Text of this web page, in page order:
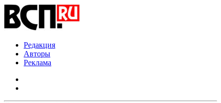
Редакция
Авторы
Реклама